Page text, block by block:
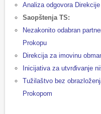
Analiza odgovora
Saopštenja TS:
Nezakonito odabran
Prokopu
Direkcija za imovinu
Inicijativa za utvrđivanje
Tužilaštvo bez
Prokopom